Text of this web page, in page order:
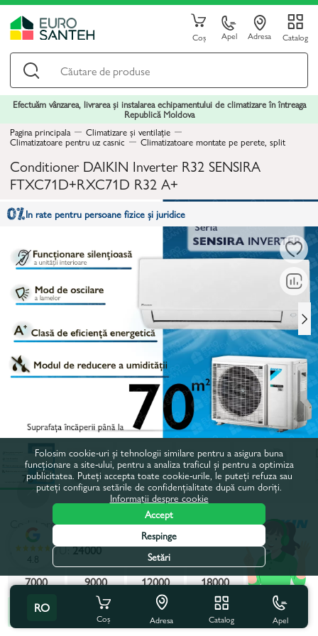
Coș Apel Adresa Catalog
Efectuăm vânzarea, livrarea și instalarea echipamentului de climatizare în întreaga
Republică Moldova
Pagina principala
Climatizare și ventilație
Climatizatoare pentru uz casnic Climatizatoare montate pe perete, split
Conditioner DAIKIN Inverter R32 SENSIRA
FTXC71D+RXC71D R32 A+
In rate pentru persoane fizice și juridice
Codul produsului:645989
Putere, BTU:24000
7000
9000 12000 18000
18000
24000
RO
Coș Adresa Catalog Apel
4.8
Folosim cookie-uri și tehnologii similare pentru a asigura buna
funcționare a site-ului, pentru a analiza traficul și pentru a optimiza
publicitatea. Puteți accepta toate cookie-urile, le puteți refuza sau
puteți configura setările de confidențialitate după cum doriți.
Informații despre cookie
Accept
Respinge
Setări